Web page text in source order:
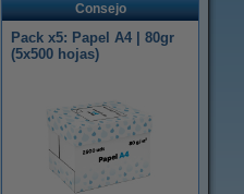
Consejo
Pack x5: Papel A4 | 80gr
(5x500 hojas)